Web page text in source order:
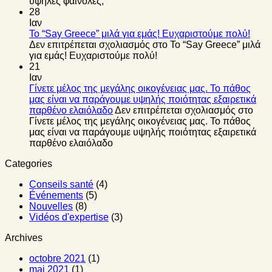
28
Ιαν
Το “Say Greece” μιλά για εμάς! Ευχαριστούμε πολύ!
Δεν επιτρέπεται σχολιασμός στο Το “Say Greece” μιλά
για εμάς! Ευχαριστούμε πολύ!
21
Ιαν
Γίνετε μέλος της μεγάλης οικογένειας μας. Το πάθος
μας είναι να παράγουμε υψηλής ποιότητας εξαιρετικά
παρθένο ελαιόλαδοΔεν επιτρέπεται σχολιασμός στο
Γίνετε μέλος της μεγάλης οικογένειας μας. Το πάθος
μας είναι να παράγουμε υψηλής ποιότητας εξαιρετικά
παρθένο ελαιόλαδο
Categories
Conseils santé (4)
Événements (5)
Nouvelles (8)
Vidéos d'expertise (3)
Archives
octobre 2021 (1)
mai 2021 (1)